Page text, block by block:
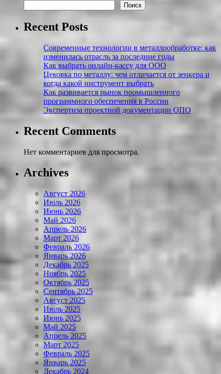
Поиск
Recent Posts
Современные технологии в металлообработке: как
изменилась отрасль за последние годы
Как выбрать онлайн-кассу для ООО
Цековка по металлу: чем отличается от зенкера и
когда какой инструмент выбрать
Как развивается рынок промышленного
программного обеспечения в России
Экспертиза проектной документации ОПО
Recent Comments
Нет комментариев для просмотра.
Archives
Август 2026
Июль 2026
Июнь 2026
Май 2026
Апрель 2026
Март 2026
Февраль 2026
Январь 2026
Декабрь 2025
Ноябрь 2025
Октябрь 2025
Сентябрь 2025
Август 2025
Июль 2025
Июнь 2025
Май 2025
Апрель 2025
Март 2025
Февраль 2025
Январь 2025
Декабрь 2024